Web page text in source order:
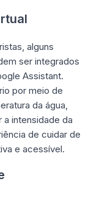
alguns
ser integrados
Assistant.
por meio de
da água,
a intensidade da
de cuidar de
e acessível.